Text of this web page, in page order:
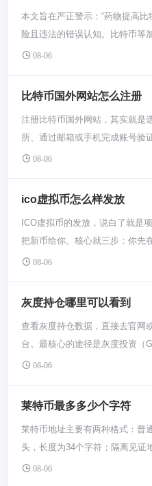
全的离线环境下进行。 明文私钥
字母数字组成的字符，它是你资
钥匙。以前很多钱包都允许直接
万一你电脑有木马，私钥一粘贴
个账户而非整套助记词时，这功
件钱包，别急着创建新钱包，仔
户”这个按钮。点进去，会看到一
你那串明文私钥原封不动地贴进
着“私钥导入”的入口。记住，整个
好在没联网的设备上预备好，减
险。 安全这事我得再叨叨两句。
文私钥导入，就等于把家门钥匙
台设备干净，没病毒，周围也没
成功后，尽快把资产转移到全新
生成的钱包里，那个明文私钥的
留大额资产了，把它当作一个临
本文旨在严正警示：“药物提高比
险且违法的错误认知。比特币等
值波动源于市场、技术与共识，
康，更可能让你卷入诈骗或法律
块链技术与合理规划投资，任何
法手段都只会通向损失与毁灭。
把话彻底说透。你听说的那种靠
同，而且巨危险。炒币需要的是
了。币圈确实有让人肾上腺素飙
赚钱的时候，这种正儿八经的成
半毛钱关系都没有。 那真正的“
是知识啊兄弟！你得去搞懂比特
个新技能包，心里那叫一个踏实
通过学习积累来的认知，才是你
不慌的底气。比任何外界的化学
而且这本事谁也偷不走。 说到底
08-06
比特币国外网站怎么注册
注册比特币国外网站，其实就是
所、通过邮箱或手机完成账号验
完成身份认证（KYC）即可。整
国外比较靠谱的比特币网站不少，
多，操作也方便。你第一步就是
网或者下载App，找到注册按钮
或者手机号就能开搞。填个用户
个人细看，但流程得走。提交之
复杂。 账号有了，但想买卖比特
基本上都得过KYC这一关。也就
拍一下。这不是网站找你麻烦，
洗钱和诈骗，全球正规平台都这
资料拍清楚点，提交后等审核，
08-06
ico虚拟币怎么样发放
ICO虚拟币的发放，说白了就是
把新币给你。核心就三步：你先
把支持的钱包地址填好；然后按
后，项目方会直接把新币打到你
包，任何私聊要你转账的都是骗
清楚项目方定的发放规矩。每个
样，有的按比例发，有的分批解
用的加密货币钱包地址，比如
前准备好这些。 到了认购时间，
08-06
灰度持仓哪里可以看到
查看灰度持仓数据，直接去官网
台。最核心的途径是灰度投资（
Investments）的官方网站，其“产
模。此外，像CoinGecko、非小
托持仓数据汇总，方便你快速查
自己家的官网就是最一手的信息
Grayscale Investment 进他们官
08-06
莱特币最多多少个字符
莱特币地址主要有两种格式：普
头，长度为34个字符；隔离见证
头，长度为39个字符。记住这两
08-06